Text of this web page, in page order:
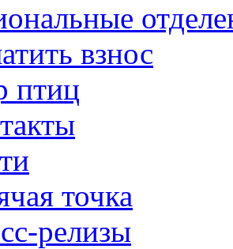
взнос
птиц
точка
релизы